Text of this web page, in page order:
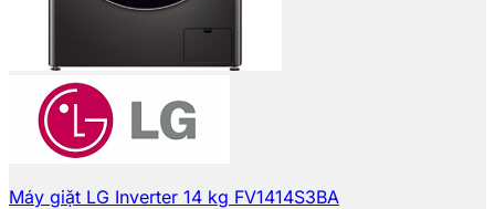
Máy giặt LG Inverter 14 kg FV1414S3BA